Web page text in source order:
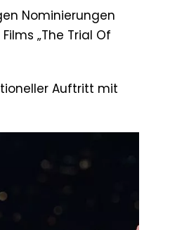
Nominierungen
„The Trial Of
Auftritt mit